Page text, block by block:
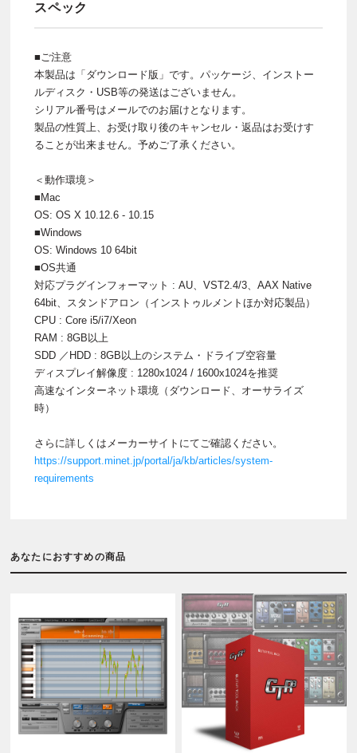
スペック
■ご注意
本製品は「ダウンロード版」です。パッケージ、インストー
ルディスク・USB等の発送はございません。
シリアル番号はメールでのお届けとなります。
製品の性質上、お受け取り後のキャンセル・返品はお受けす
ることが出来ません。予めご了承ください。
＜動作環境＞
■Mac
OS: OS X 10.12.6 - 10.15
■Windows
OS: Windows 10 64bit
■OS共通
対応プラグインフォーマット : AU、VST2.4/3、AAX Native
64bit、スタンドアロン（インストゥルメントほか対応製品）
CPU : Core i5/i7/Xeon
RAM : 8GB以上
SDD ／HDD : 8GB以上のシステム・ドライブ空容量
ディスプレイ解像度 : 1280x1024 / 1600x1024を推奨
高速なインターネット環境（ダウンロード、オーサライズ
時）
さらに詳しくはメーカーサイトにてご確認ください。
https://support.minet.jp/portal/ja/kb/articles/system-
requirements
あなたにおすすめの商品